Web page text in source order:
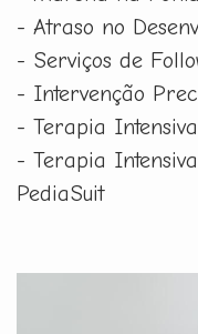
- Atraso no
- Serviços de
- Intervenção
- Terapia
- Terapia
PediaSuit